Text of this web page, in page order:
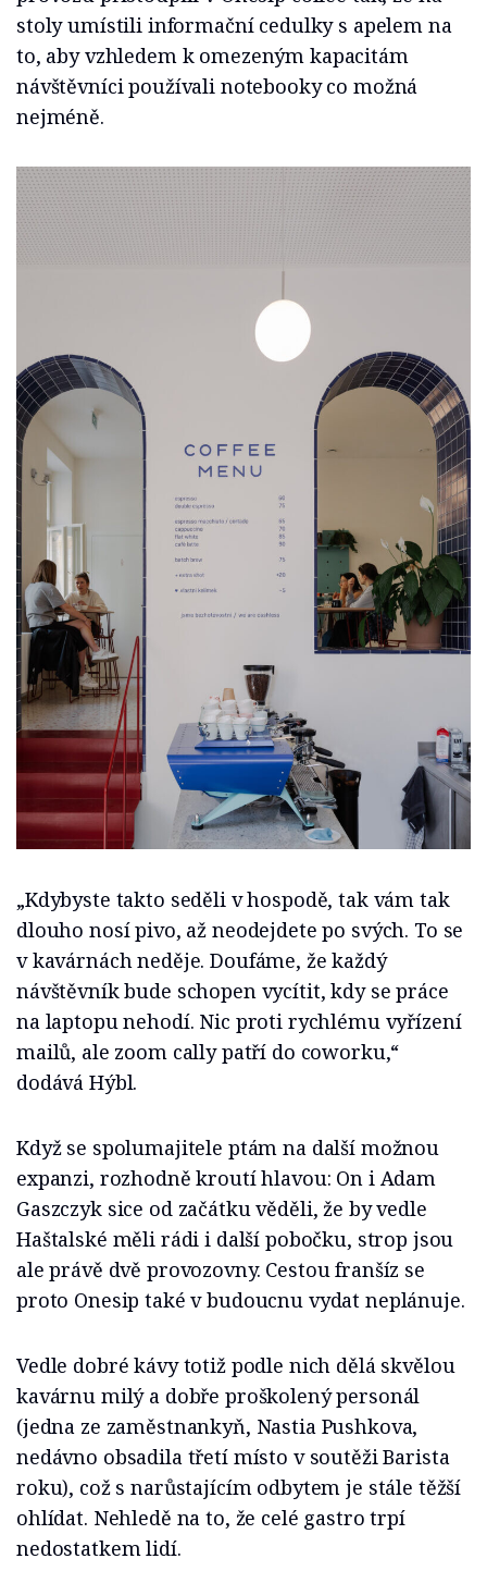
stoly umístili informační cedulky s apelem na
to, aby vzhledem k omezeným kapacitám
návštěvníci používali notebooky co možná
nejméně.
„Kdybyste takto seděli v hospodě, tak vám tak
dlouho nosí pivo, až neodejdete po svých. To se
v kavárnách neděje. Doufáme, že každý
návštěvník bude schopen vycítit, kdy se práce
na laptopu nehodí. Nic proti rychlému vyřízení
mailů, ale zoom cally patří do coworku,“
dodává Hýbl.
Když se spolumajitele ptám na další možnou
expanzi, rozhodně kroutí hlavou: On i Adam
Gaszczyk sice od začátku věděli, že by vedle
Haštalské měli rádi i další pobočku, strop jsou
ale právě dvě provozovny. Cestou franšíz se
proto Onesip také v budoucnu vydat neplánuje.
Vedle dobré kávy totiž podle nich dělá skvělou
kavárnu milý a dobře proškolený personál
(jedna ze zaměstnankyň, Nastia Pushkova,
nedávno obsadila třetí místo v soutěži Barista
roku), což s narůstajícím odbytem je stále těžší
ohlídat. Nehledě na to, že celé gastro trpí
nedostatkem lidí.